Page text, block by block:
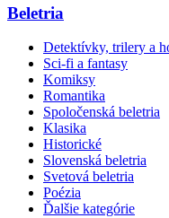
Beletria
Detektívky, trilery a
Sci-fi a fantasy
Komiksy
Romantika
Spoločenská beletria
Klasika
Historické
Slovenská beletria
Svetová beletria
Poézia
Ďalšie kategórie